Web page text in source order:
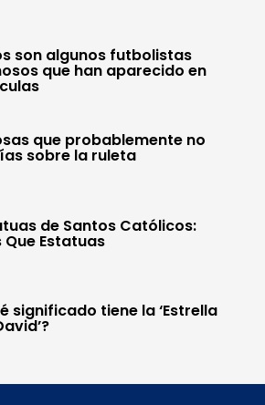
son algunos futbolistas
que han aparecido en
que probablemente no
sobre la ruleta
de Santos Católicos:
Que Estatuas
significado tiene la ‘Estrella